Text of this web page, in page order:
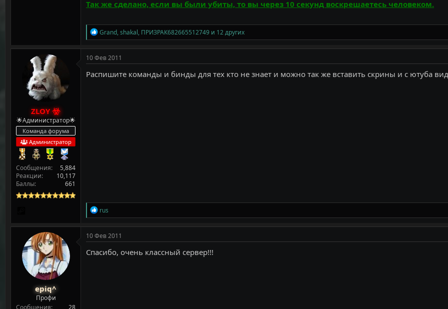
Так же сделано, если вы были убиты, то вы через 10 секунд воскрешаетесь человеком.
Р
е
а
к
ц
и
и
Grand,shakal, ПРИЗРАК682665512749 и 12 других
ZLOY
🌟Администратор🌟
Команда форума
Администратор
Сообщения
5,884
Реакции
10,117
Баллы
661
10 Фев 2011
Распишите команды и бинды для тех кто не знает и можно так же вставить скрины и с ютуба
Р
е
а
к
ц
и
и
rus
epiq^
Профи
10 Фев 2011
Cпасибо, очень классный сервер!!!